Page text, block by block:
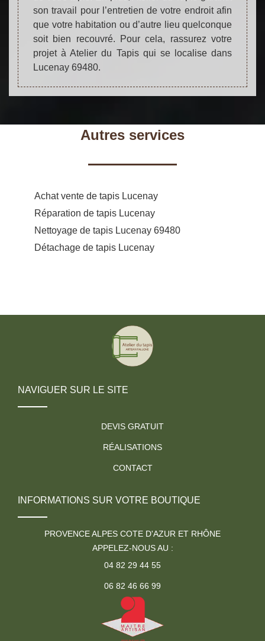
son travail pour l’entretien de votre endroit afin
que votre habitation ou d’autre lieu quelconque
soit bien recouvré. Pour cela, rassurez votre
projet à Atelier du Tapis qui se localise dans
Lucenay 69480.
Autres services
Achat vente de tapis Lucenay
Réparation de tapis Lucenay
Nettoyage de tapis Lucenay 69480
Détachage de tapis Lucenay
NAVIGUER SUR LE SITE
DEVIS GRATUIT
RÉALISATIONS
CONTACT
INFORMATIONS SUR VOTRE BOUTIQUE
PROVENCE ALPES COTE D'AZUR ET RHÔNE
APPELEZ-NOUS AU :
04 82 29 44 55
06 82 46 66 99